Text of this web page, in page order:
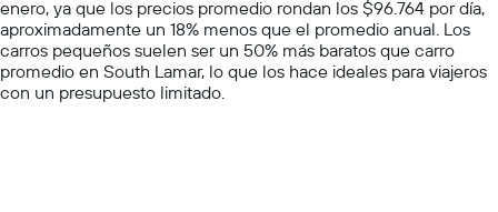
Y
axis
displaying
values.
Range:
enero, ya que los precios promedio rondan los $96.764 por día,
aproximadamente un 18% menos que el promedio anual. Los
carros pequeños suelen ser un 50% más baratos que carro
promedio en South Lamar, lo que los hace ideales para viajeros
con un presupuesto limitado.